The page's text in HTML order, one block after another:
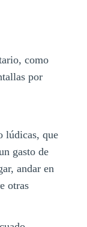
como
por
lúdicas, que
gasto de
andar en
otras